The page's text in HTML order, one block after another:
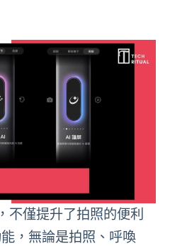
不僅提升了拍照的便利
，無論是拍照、呼喚